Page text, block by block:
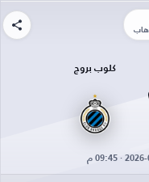
كلوب بروج